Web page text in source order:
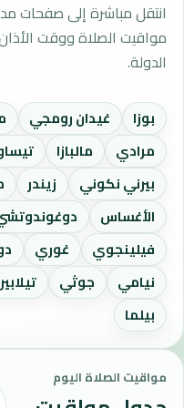
انتقل مباشرة إلى صفحات
مواقيت الصلاة ووقت
الدولة.
بوزا غيدان رومجي
مرادي
مالبازا
بيرني نكوني
زيندر
الأغساس
فيلينجوي
غوري
نيامي
جوثي
بيلما
مواقيت الصلاة اليوم